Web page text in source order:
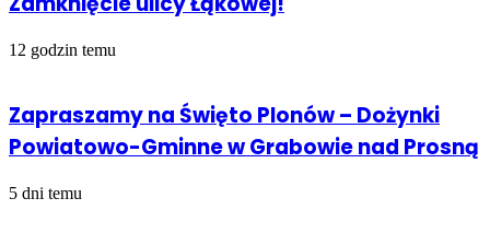
12 godzin temu
Zapraszamy na Święto Plonów – Dożynki
Powiatowo-Gminne w Grabowie nad Prosną
5 dni temu